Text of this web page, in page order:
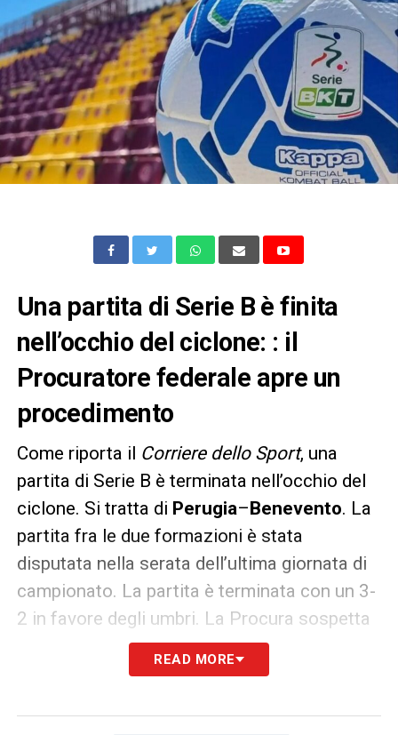
Una partita di Serie B è finita
nell’occhio del ciclone: : il
Procuratore federale apre un
procedimento
Come riporta il Corriere dello Sport, una
partita di Serie B è terminata nell’occhio del
ciclone. Si tratta di Perugia–Benevento. La
partita fra le due formazioni è stata
disputata nella serata dell’ultima giornata di
campionato. La partita è terminata con un 3-
2 in favore degli umbri. La Procura sospetta
soprattutto della modalità di realizzazione
della terza rete del Perugia. Il Procuratore
READ MORE